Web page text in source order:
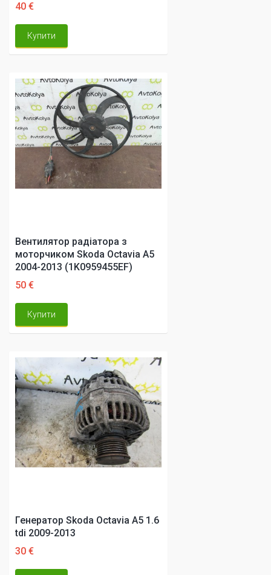
40 €
Купити
Вентилятор радіатора з
моторчиком Skoda Octavia A5
2004-2013 (1K0959455EF)
50 €
Купити
Генератор Skoda Octavia A5 1.6
tdi 2009-2013
30 €